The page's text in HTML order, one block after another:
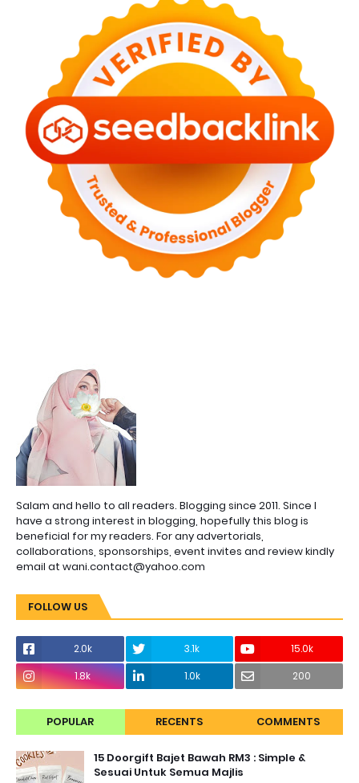
Salam and hello to all readers. Blogging since 2011. Since I
have a strong interest in blogging, hopefully this blog is
beneficial for my readers. For any advertorials,
collaborations, sponsorships, event invites and review kindly
email at wani.contact@yahoo.com
FOLLOW US
2.0k 3.1k
15.0k
1.8k
1.0k 200
POPULAR RECENTS COMMENTS
15 Doorgift Bajet Bawah RM3 : Simple &
Sesuai Untuk Semua Majlis